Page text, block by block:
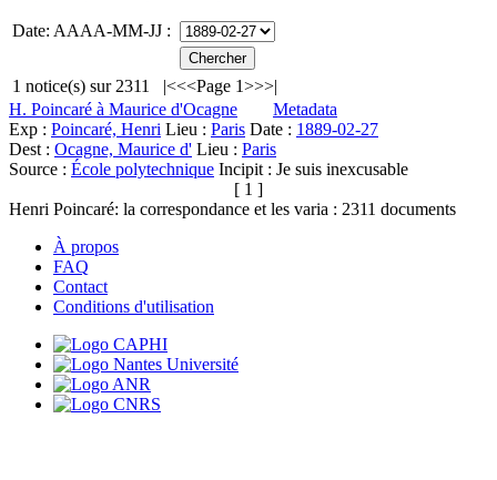
Date: AAAA-MM-JJ :
1 notice(s) sur 2311 |<<<Page 1>>>|
H. Poincaré à Maurice d'Ocagne
Metadata
Exp : Poincaré, Henri Lieu : Paris Date : 1889-02-27
Dest : Ocagne, Maurice d' Lieu : Paris
Source : École polytechnique Incipit : Je suis inexcusable
[ 1 ]
Henri Poincaré: la correspondance et les varia : 2311 documents
À propos
FAQ
Contact
Conditions d'utilisation